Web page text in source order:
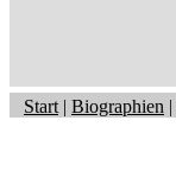
Start | Biographien |